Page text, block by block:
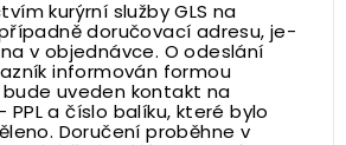
kurýrní služby GLS na
doručovací adresu, je-
v objednávce. O odeslání
informován formou
uveden kontakt na
a číslo balíku, které bylo
Doručení proběhne v